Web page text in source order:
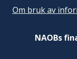
Om bruk av
NAOBs